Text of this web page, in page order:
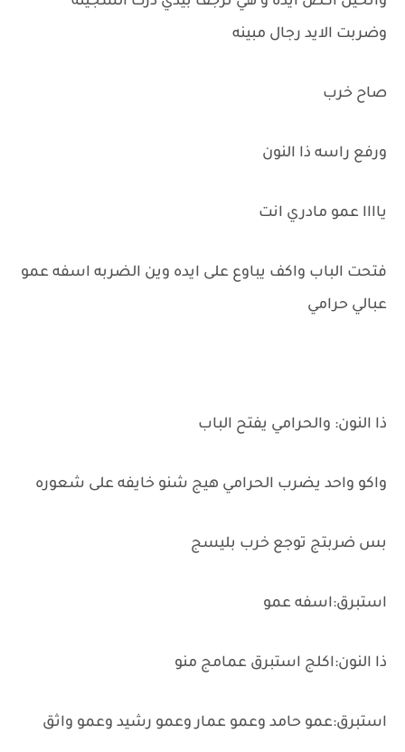
وضربت الايد رجال مبينه
صاح خرب
ورفع راسه ذا النون
ياااا عمو مادري انت
فتحت الباب واكف يباوع على ايده وين الضربه اسفه عمو
عبالي حرامي
ذا النون: والحرامي يفتح الباب
واكو واحد يضرب الحرامي هيج شنو خايفه على شعوره
بس ضربتج توجع خرب بليسج
استبرق:اسفه عمو
ذا النون:اكلج استبرق عمامج منو
استبرق:عمو حامد وعمو عمار وعمو رشيد وعمو واثق